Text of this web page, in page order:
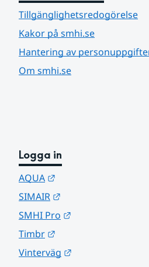
Tillgänglighetsredogörelse
Kakor på smhi.se
Hantering av
Om smhi.se
Logga in
AQUA
SIMAIR
SMHI Pro
Timbr
Vinterväg